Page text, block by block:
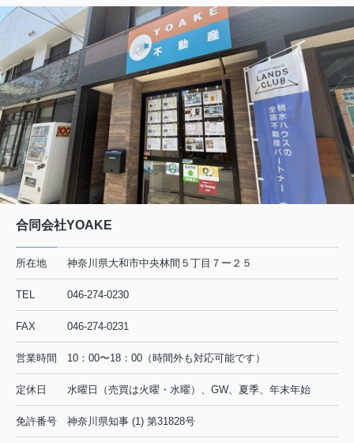
心より感謝しておりま
このたびは本当にあり
した。
また機会がございまし
しくお願いいたします。
合同会社YOAKE
所在地 神奈川県大和市中央林間５丁目７ー２５
TEL 046-274-0230
FAX 046-274-0231
営業時間 10：00〜18：00（時間外も対応可能です）
定休日 水曜日（売買は火曜・水曜）、GW、夏季、年末年始
免許番号 神奈川県知事 (1) 第31828号